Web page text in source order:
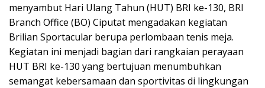
menyambut Hari Ulang Tahun (HUT) BRI ke-130, BRI
Branch Office (BO) Ciputat mengadakan kegiatan
Brilian Sportacular berupa perlombaan tenis meja.
Kegiatan ini menjadi bagian dari rangkaian perayaan
HUT BRI ke-130 yang bertujuan menumbuhkan
semangat kebersamaan dan sportivitas di lingkungan